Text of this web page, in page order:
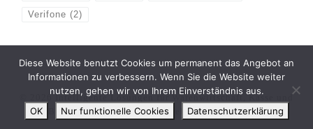
Verifone (2)
© 2026 Intelligente Lösungen für Warenwirtschaft, Kasse und
Bezahlen – Alle Rechte vorbehalten ICPsys GmH
Diese Website benutzt Cookies um permanent das Angebot an
Informationen zu verbessern. Wenn Sie die Website weiter
nutzen, gehen wir von Ihrem Einverständnis aus.
OK
Nur funktionelle Cookies Datenschutzerklärung